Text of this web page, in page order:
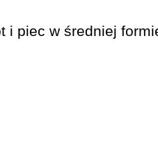
i piec w średniej